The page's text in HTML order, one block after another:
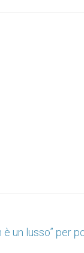
è un lusso” per